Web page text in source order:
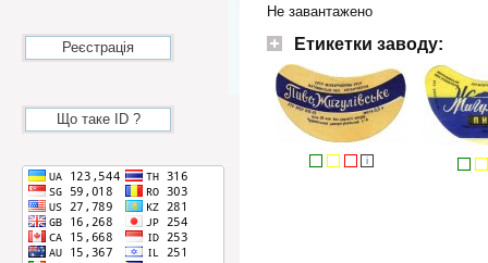
Реєстрація
Що таке ID ?
Не завантажено
Етикетки заводу:
i